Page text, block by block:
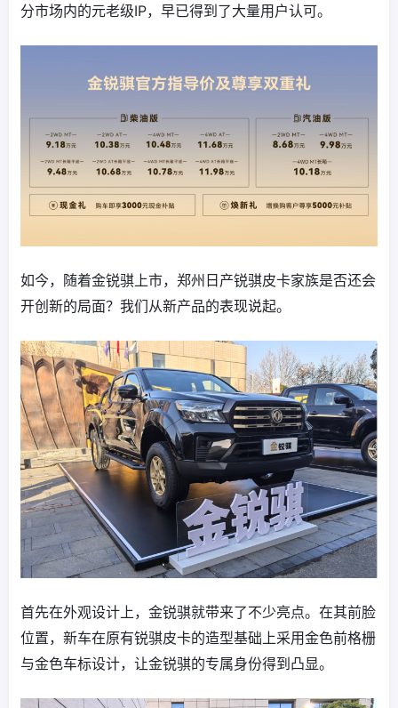
分市场内的元老级IP，早已得到了大量用户认可。
如今，随着金锐骐上市，郑州日产锐骐皮卡家族是否还会
开创新的局面？我们从新产品的表现说起。
首先在外观设计上，金锐骐就带来了不少亮点。在其前脸
位置，新车在原有锐骐皮卡的造型基础上采用金色前格栅
与金色车标设计，让金锐骐的专属身份得到凸显。